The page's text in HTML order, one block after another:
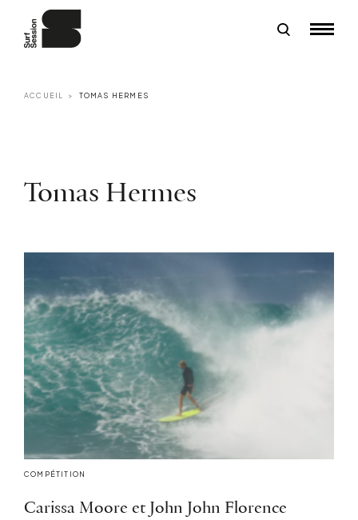
ACCUEIL TOMAS HERMES
Tomas Hermes
COMPÉTITION
Carissa Moore et John John Florence